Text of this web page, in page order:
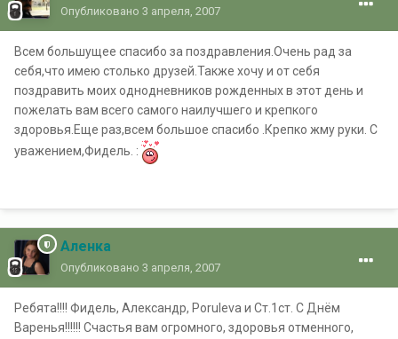
Опубликовано 3 апреля, 2007
Всем большущее спасибо за поздравления.Очень рад за
себя,что имею столько друзей.Также хочу и от себя
поздравить моих однодневников рожденных в этот день и
пожелать вам всего самого наилучшего и крепкого
здоровья.Еще раз,всем большое спасибо .Крепко жму руки. С
уважением,Фидель. :
Аленка
Опубликовано 3 апреля, 2007
Ребята!!!! Фидель, Александр, Porulevа и Ст.1ст. С Днём
Варенья!!!!!! Счастья вам огромного, здоровья отменного,